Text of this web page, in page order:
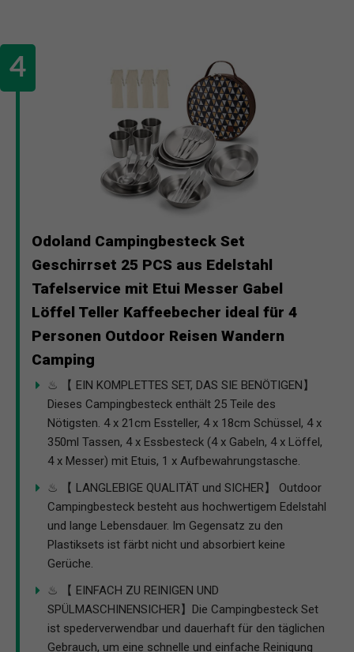
Odoland Campingbesteck Set
Geschirrset 25 PCS aus Edelstahl
Tafelservice mit Etui Messer Gabel
Löffel Teller Kaffeebecher ideal für 4
Personen Outdoor Reisen Wandern
Camping
♨ 【 EIN KOMPLETTES SET, DAS SIE BENÖTIGEN】
Dieses Campingbesteck enthält 25 Teile des
Nötigsten. 4 x 21cm Essteller, 4 x 18cm Schüssel, 4 x
350ml Tassen, 4 x Essbesteck (4 x Gabeln, 4 x Löffel,
4 x Messer) mit Etuis, 1 x Aufbewahrungstasche.
♨ 【 LANGLEBIGE QUALITÄT und SICHER】 Outdoor
Campingbesteck besteht aus hochwertigem Edelstahl
und lange Lebensdauer. Im Gegensatz zu den
Plastiksets ist färbt nicht und absorbiert keine
Gerüche.
♨ 【 EINFACH ZU REINIGEN UND
SPÜLMASCHINENSICHER】Die Campingbesteck Set
ist spederverwendbar und dauerhaft für den täglichen
Gebrauch, um eine schnelle und einfache Reinigung